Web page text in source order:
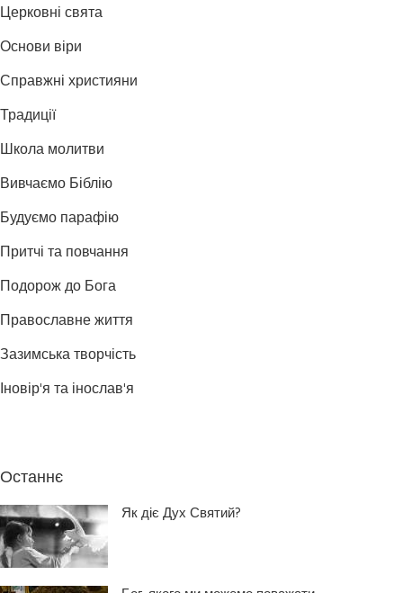
Церковні свята
Основи віри
Справжні християни
Традиції
Школа молитви
Вивчаємо Біблію
Будуємо парафію
Притчі та повчання
Подорож до Бога
Православне життя
Зазимська творчість
Іновір'я та інослав'я
Останнє
Як діє Дух Святий?